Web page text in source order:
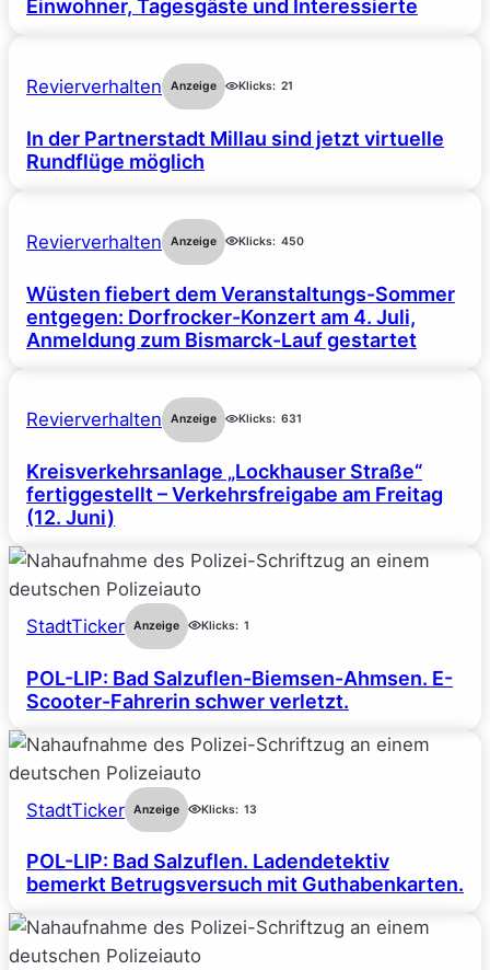
Einwohner, Tagesgäste und Interessierte
Revierverhalten Anzeige Klicks: 21
In der Partnerstadt Millau sind jetzt virtuelle
Rundflüge möglich
Revierverhalten Anzeige Klicks: 450
Wüsten fiebert dem Veranstaltungs-Sommer
entgegen: Dorfrocker-Konzert am 4. Juli,
Anmeldung zum Bismarck-Lauf gestartet
Revierverhalten Anzeige Klicks: 631
Kreisverkehrsanlage „Lockhauser Straße“
fertiggestellt – Verkehrsfreigabe am Freitag
(12. Juni)
StadtTicker Anzeige Klicks: 1
POL-LIP: Bad Salzuflen-Biemsen-Ahmsen. E-
Scooter-Fahrerin schwer verletzt.
StadtTicker Anzeige Klicks: 13
POL-LIP: Bad Salzuflen. Ladendetektiv
bemerkt Betrugsversuch mit Guthabenkarten.